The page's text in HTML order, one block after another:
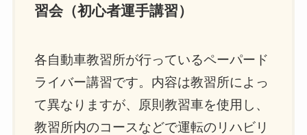
習会（初心者運手講習）
各自動車教習所が行っているペーパード
ライバー講習です。内容は教習所によっ
て異なりますが、原則教習車を使用し、
教習所内のコースなどで運転のリハビリ